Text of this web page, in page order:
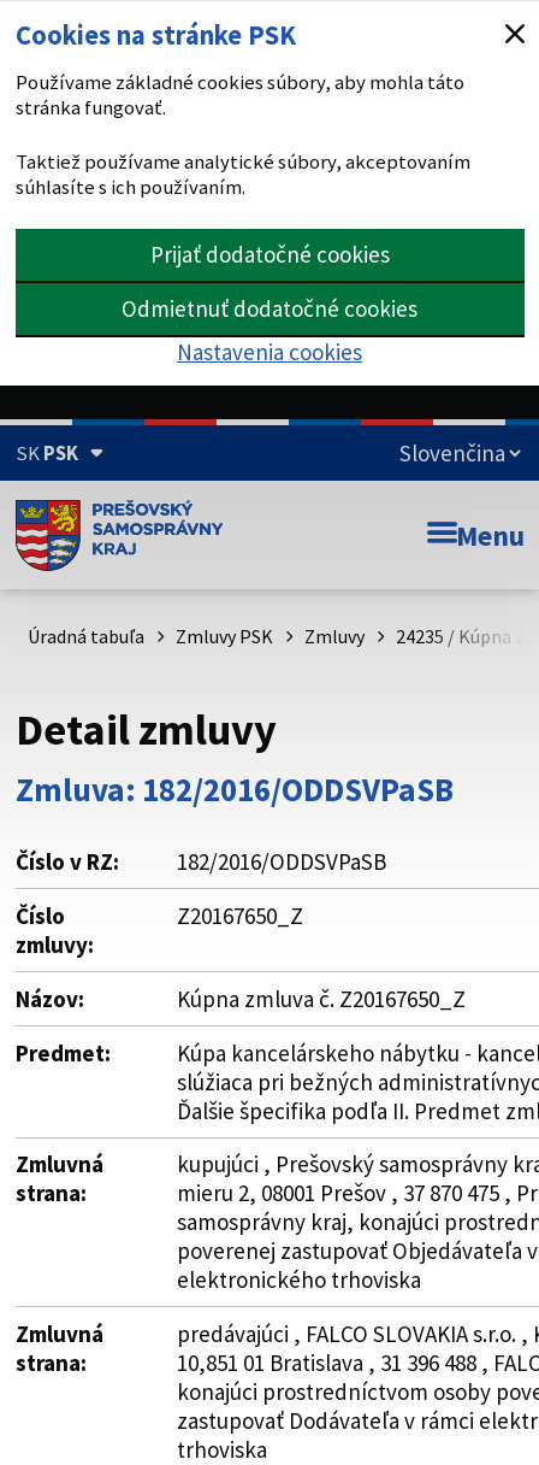
Cookies na stránke PSK
Používame základné cookies súbory, aby mohla táto
stránka fungovať.
Taktiež používame analytické súbory, akceptovaním
súhlasíte s ich používaním.
Prijať dodatočné cookies
Odmietnuť dodatočné cookies
Nastavenia cookies
SKPSK
Doména psk.sk je oficiálna
Toto je oficiálna webová stránka Prešovského
psk.sk.
Buďte pozorní a vždy sa uistite, že zdieľate informácie iba
cez zabezpečenú webovú stránku. Zabezpečená stránka
vždy začína https:// pred názvom domény webového sídla.
Menu
Úradná tabuľa Zmluvy PSK Zmluvy 24235 / Kúpna
Detail zmluvy
Zmluva: 182/2016/ODDSVPaSB
Číslo v RZ:
182/2016/ODDSVPaSB
Číslo
zmluvy:
Z20167650_Z
Názov:
Kúpna zmluva č. Z20167650_Z
Predmet:
Kúpa kancelárskeho nábytku -
slúžiaca pri bežných
Ďalšie špecifika podľa II. Predmet
Zmluvná
strana:
kupujúci , Prešovský samosprávny
mieru 2, 08001 Prešov , 37 870 475 ,
samosprávny kraj, konajúci
poverenej zastupovať Objedávateľa
elektronického trhoviska
Zmluvná
strana:
predávajúci , FALCO SLOVAKIA s.r.o.
10,851 01 Bratislava , 31 396 488 ,
konajúci prostredníctvom osoby
zastupovať Dodávateľa v rámci
trhoviska